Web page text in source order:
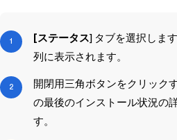
[ステータス] タブを選択しま
列に表示されます。
開閉用三角ボタンをクリック
の最後のインストール状況の
す。